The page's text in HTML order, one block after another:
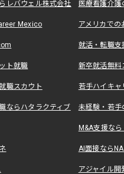
レバウェル株式会社 医療看護介
Mexico アメリカで
就活・転職
ト就職 新卒就活無料
職スカウト 若手ハイキ
ならハタラクティブ 未経験・若手
M&A支援な
AI面接なら
アジャイル